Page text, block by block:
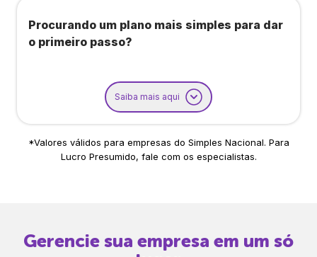
Procurando um plano mais simples para dar
o primeiro passo?
Saiba mais aqui
*Valores válidos para empresas do Simples Nacional. Para
Lucro Presumido, fale com os especialistas.
Gerencie sua empresa em um só